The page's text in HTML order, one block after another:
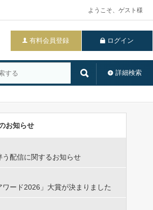
ようこそ、ゲスト様
有料会員登録 ログイン
詳細検索
お知らせ
う配信に関するお知らせ
ワード2026」大賞が決まりました